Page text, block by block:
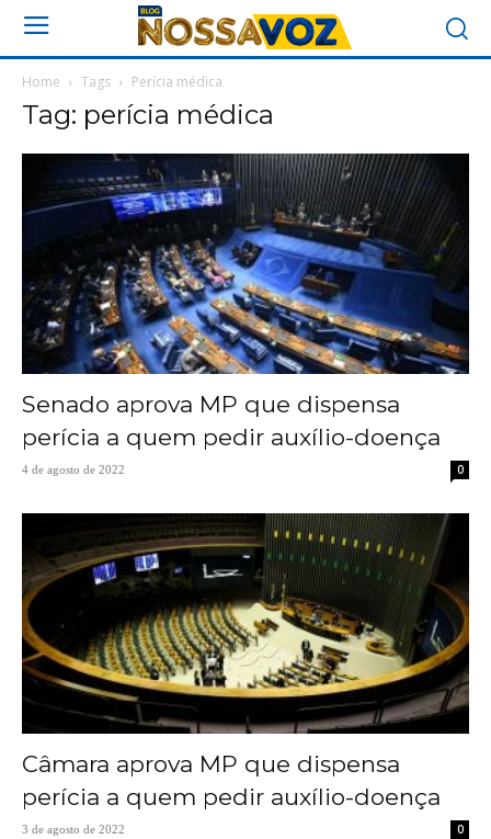
Home Tags Perícia médica
Tag: perícia médica
Senado aprova MP que dispensa
perícia a quem pedir auxílio-doença
4 de agosto de 2022 0
Câmara aprova MP que dispensa
perícia a quem pedir auxílio-doença
3 de agosto de 2022 0